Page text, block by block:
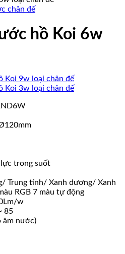
chân đế
hồ Koi 6w
trong suốt
Trung tính/ Xanh dương/ Xanh
RGB 7 màu tự động
w
85
âm nước)